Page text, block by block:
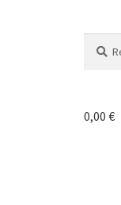
pour :
0,00 €